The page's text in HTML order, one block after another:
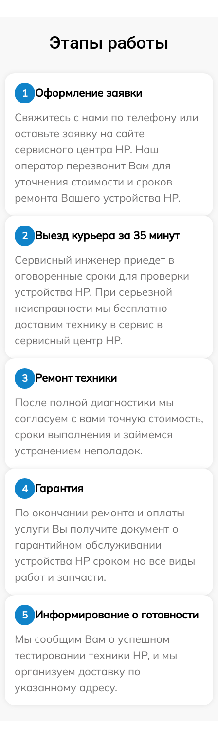
Этапы работы
1
Оформление заявки
Свяжитесь с нами по телефону или
оставьте заявку на сайте
сервисного центра HP. Наш
оператор перезвонит Вам для
уточнения стоимости и сроков
ремонта Вашего устройства HP.
2
Выезд курьера за 35 минут
Сервисный инженер приедет в
оговоренные сроки для проверки
устройства HP. При серьезной
неисправности мы бесплатно
доставим технику в сервис в
сервисный центр HP.
3
Ремонт техники
После полной диагностики мы
согласуем с вами точную стоимость,
сроки выполнения и займемся
устранением неполадок.
4
Гарантия
По окончании ремонта и оплаты
услуги Вы получите документ о
гарантийном обслуживании
устройства HP сроком на все виды
работ и запчасти.
5
Информирование о готовности
Мы сообщим Вам о успешном
тестировании техники HP, и мы
организуем доставку по
указанному адресу.